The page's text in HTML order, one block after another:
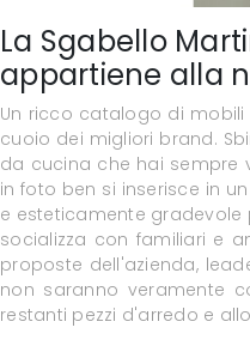
La Sgabello
appartiene alla
Un ricco catalogo di
cuoio dei migliori brand.
da cucina che hai sempre
in foto ben si inserisce in
e esteticamente
socializza con familiari e
proposte dell'azienda,
non saranno veramente
restanti pezzi d'arredo e